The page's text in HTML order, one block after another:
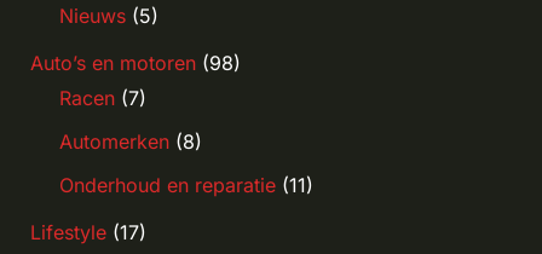
Nieuws(5)
Auto’s en motoren(98)
Racen(7)
Automerken(8)
Onderhoud en reparatie(11)
Lifestyle(17)